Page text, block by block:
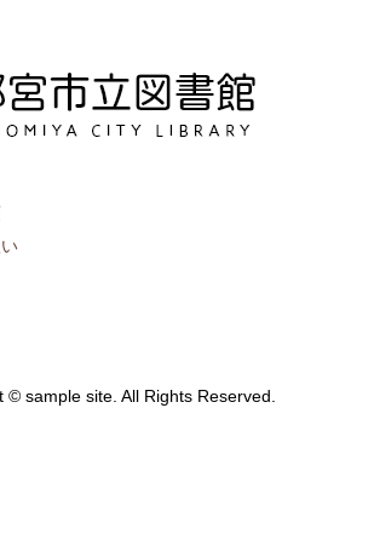
© sample site. All Rights Reserved.